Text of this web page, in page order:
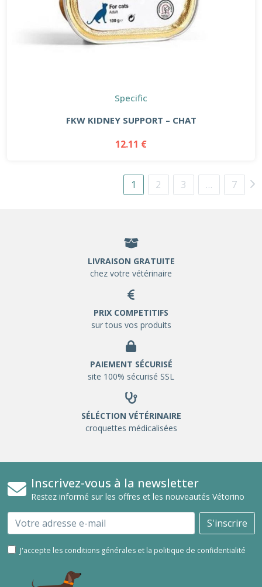
Specific
FKW KIDNEY SUPPORT – CHAT
12.11 €
1 2 3 … 7
LIVRAISON GRATUITE
chez votre vétérinaire
PRIX COMPETITIFS
sur tous vos produits
PAIEMENT SÉCURISÉ
site 100% sécurisé SSL
SÉLÉCTION VÉTÉRINAIRE
croquettes médicalisées
Inscrivez-vous à la newsletter
Restez informé sur les offres et les nouveautés Vétorino
Email S'inscrire
J'accepte les conditions générales et la politique de confidentialité